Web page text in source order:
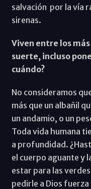
salvación por la vía
sirenas.
Viven entre los
suerte, incluso
cuándo?
No consideramos
más que un albañil
un andamio, o un
Toda vida humana
a profundidad.
el cuerpo aguante y
estar para las
pedirle a Dios